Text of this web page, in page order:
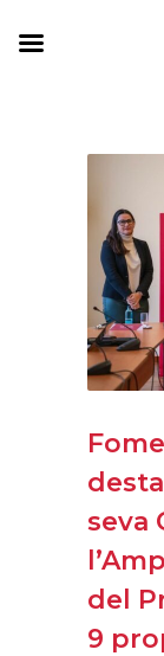
seva
del
9